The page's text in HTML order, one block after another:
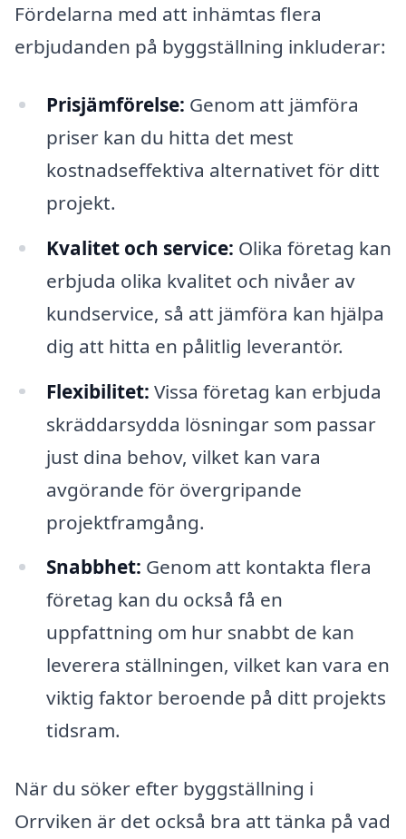
Fördelarna med att inhämtas flera
erbjudanden på byggställning inkluderar:
Prisjämförelse: Genom att jämföra
priser kan du hitta det mest
kostnadseffektiva alternativet för ditt
projekt.
Kvalitet och service: Olika företag kan
erbjuda olika kvalitet och nivåer av
kundservice, så att jämföra kan hjälpa
dig att hitta en pålitlig leverantör.
Flexibilitet: Vissa företag kan erbjuda
skräddarsydda lösningar som passar
just dina behov, vilket kan vara
avgörande för övergripande
projektframgång.
Snabbhet: Genom att kontakta flera
företag kan du också få en
uppfattning om hur snabbt de kan
leverera ställningen, vilket kan vara en
viktig faktor beroende på ditt projekts
tidsram.
När du söker efter byggställning i
Orrviken är det också bra att tänka på vad